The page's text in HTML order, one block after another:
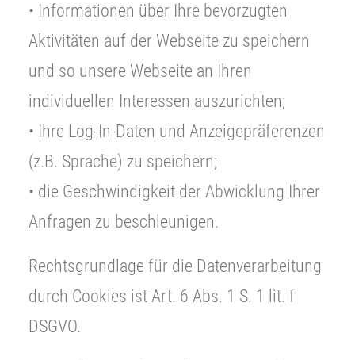
• Informationen über Ihre bevorzugten
Aktivitäten auf der Webseite zu speichern
und so unsere Webseite an Ihren
individuellen Interessen auszurichten;
• Ihre Log-In-Daten und Anzeigepräferenzen
(z.B. Sprache) zu speichern;
• die Geschwindigkeit der Abwicklung Ihrer
Anfragen zu beschleunigen.
Rechtsgrundlage für die Datenverarbeitung
durch Cookies ist Art. 6 Abs. 1 S. 1 lit. f
DSGVO.